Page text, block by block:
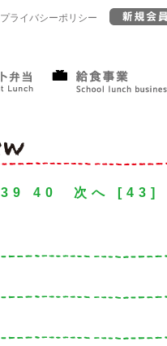
プライバシーポリシー
39 40 次へ [43]